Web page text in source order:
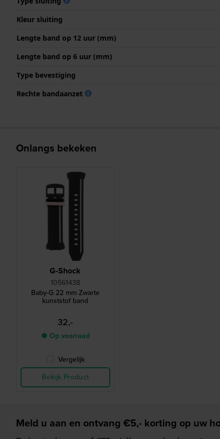
Kleur sluiting
Lengte band op 12 uur (mm)
Lengte band op 6 uur (mm)
Type bevestiging
Rechte bandaanzet
Onlangs bekeken
G-Shock
10561438
Baby-G 22 mm Zwarte
kunststof band
32,-
● Op voorraad
Vergelijk
Bekijk Product
Meld u aan en ontvang €5,- korting op uw